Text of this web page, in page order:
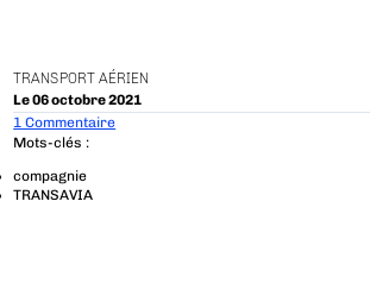
TRANSPORT AÉRIEN
Le 06 octobre 2021
1 Commentaire
Mots-clés :
compagnie
TRANSAVIA